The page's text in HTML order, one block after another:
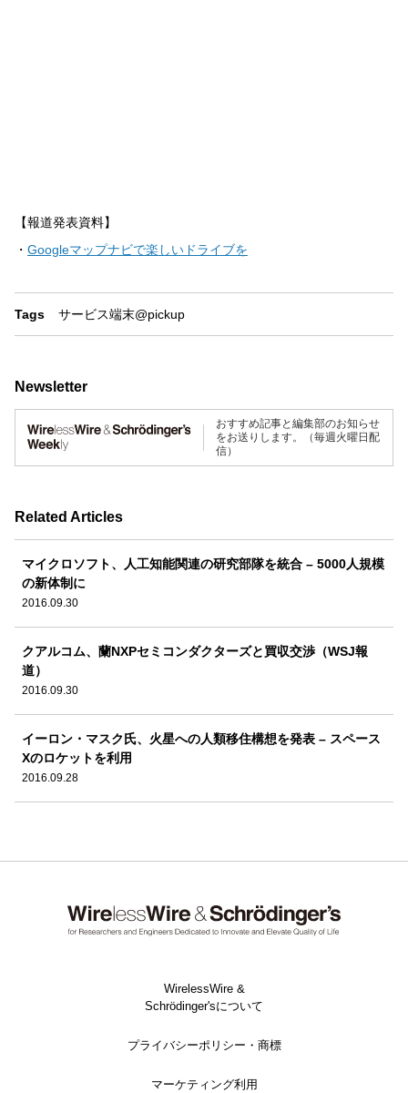
【報道発表資料】
・ Googleマップナビで楽しいドライブを
Tags サービス端末@pickup
Newsletter
おすすめ記事と編集部のお知らせ
をお送りします。（毎週火曜日配
信）
Related Articles
マイクロソフト、人工知能関連の研究部隊を統合 – 5000人規模
の新体制に
2016.09.30
クアルコム、蘭NXPセミコンダクターズと買収交渉（WSJ報
道）
2016.09.30
イーロン・マスク氏、火星への人類移住構想を発表 – スペース
Xのロケットを利用
2016.09.28
WirelessWire &
Schrödinger'sについて
プライバシーポリシー・商標
マーケティング利用